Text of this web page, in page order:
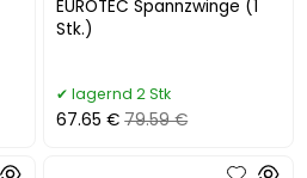
EUROTEC Spannzwinge (1
Stk.)
lagernd 2 Stk
67.65 € 79.59 €